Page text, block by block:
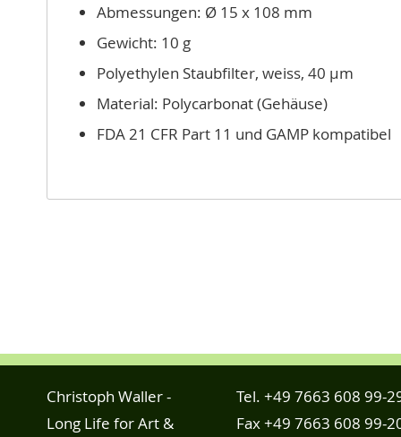
Abmessungen: Ø 15 x 108 mm
Gewicht: 10 g
Polyethylen Staubfilter, weiss, 40 µm
Material: Polycarbonat (Gehäuse)
FDA 21 CFR Part 11 und GAMP kompatibel
Christoph Waller -
Long Life for Art &
Tel. +49 7663 608 99-
Fax +49 7663 608 99-